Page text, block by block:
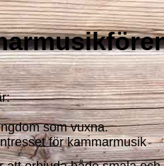
som vuxna.
för kammarmusik